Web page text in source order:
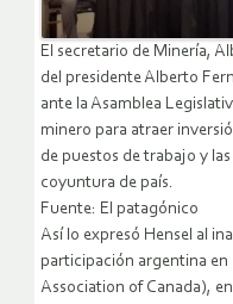
El secretario de Minería,
del presidente Alberto
ante la Asamblea
minero para atraer
de puestos de trabajo y
coyuntura de país.
Fuente: El patagónico
Así lo expresó Hensel al
participación argentina en
Association of Canada),